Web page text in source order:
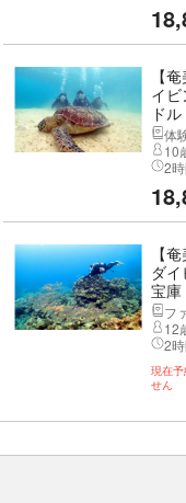
【
イ
ド
体
10
2
【
ダ
宝庫
フ
12
2
現在
せん